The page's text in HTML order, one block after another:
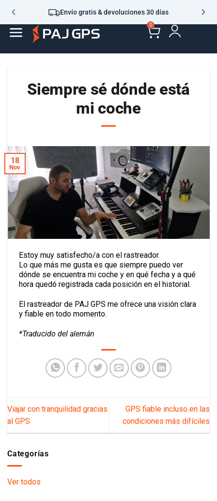
Envío gratis & devoluciones 30 días
0
Siempre sé dónde está
mi coche
18
Nov
Estoy muy satisfecho/a con el rastreador.
Lo que más me gusta es que siempre puedo ver
dónde se encuentra mi coche y en qué fecha y a qué
hora quedó registrada cada posición en el historial.
El rastreador de PAJ GPS me ofrece una visión clara
y fiable en todo momento.
*Traducido del alemán
Viajar con tranquilidad gracias
al GPS
GPS fiable incluso en las
condiciones más difíciles
Categorías
Ver todos